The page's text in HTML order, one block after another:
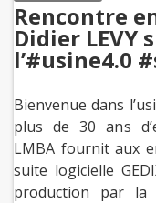
Rencontre
Didier LEVY
l’#usine4.0
Bienvenue dans
plus de 30 ans
LMBA fournit aux
suite logicielle
production par la